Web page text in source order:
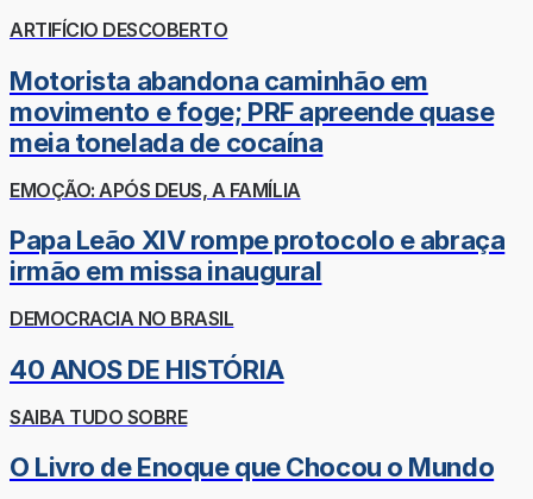
ARTIFÍCIO DESCOBERTO
Motorista abandona caminhão em
movimento e foge; PRF apreende quase
meia tonelada de cocaína
EMOÇÃO: APÓS DEUS, A FAMÍLIA
Papa Leão XIV rompe protocolo e abraça
irmão em missa inaugural
DEMOCRACIA NO BRASIL
40 ANOS DE HISTÓRIA
SAIBA TUDO SOBRE
O Livro de Enoque que Chocou o Mundo